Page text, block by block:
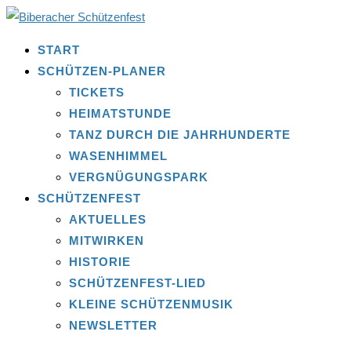
START
SCHÜTZEN-PLANER
TICKETS
HEIMATSTUNDE
TANZ DURCH DIE JAHRHUNDERTE
WASENHIMMEL
VERGNÜGUNGSPARK
SCHÜTZENFEST
AKTUELLES
MITWIRKEN
HISTORIE
SCHÜTZENFEST-LIED
KLEINE SCHÜTZENMUSIK
NEWSLETTER